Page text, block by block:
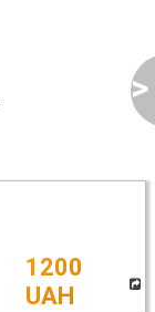
>
1200
UAH